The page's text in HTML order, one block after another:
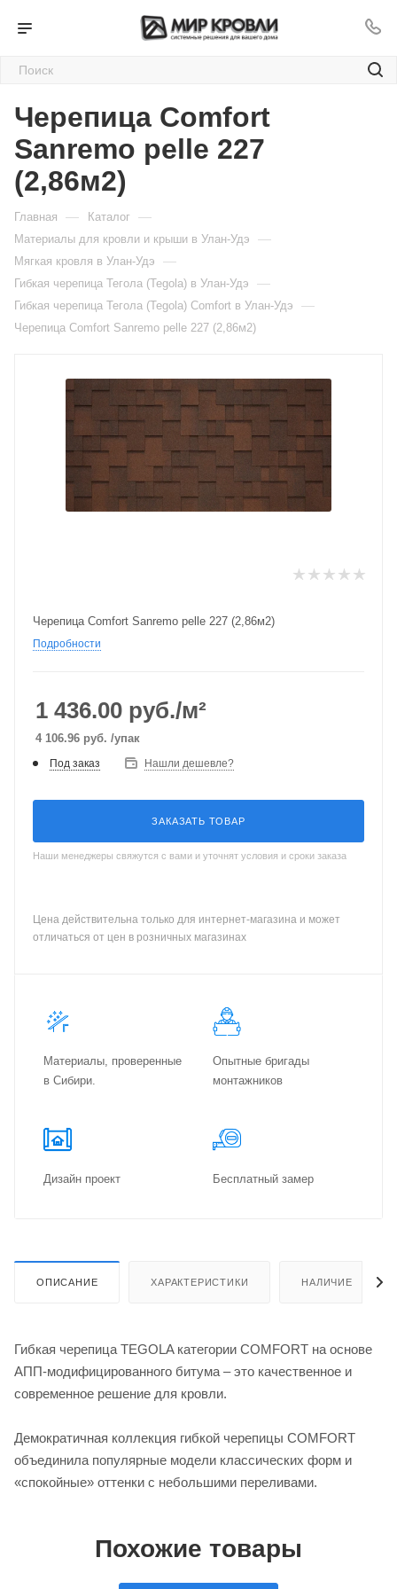
Черепица Comfort
Sanremo pelle 227
(2,86м2)
Главная — Каталог —
Материалы для кровли и крыши в Улан-Удэ —
Мягкая кровля в Улан-Удэ —
Гибкая черепица Тегола (Tegola) в Улан-Удэ —
Гибкая черепица Тегола (Tegola) Comfort в Улан-Удэ —
Черепица Comfort Sanremo pelle 227 (2,86м2)
Черепица Comfort Sanremo pelle 227 (2,86м2)
Подробности
1 436.00 руб./м²
4 106.96 руб. /упак
Под заказ Нашли дешевле?
ЗАКАЗАТЬ ТОВАР
Наши менеджеры свяжутся с вами и уточнят условия и сроки заказа
Цена действительна только для интернет-магазина и может
отличаться от цен в розничных магазинах
Материалы, проверенные
в Сибири.
Опытные бригады
монтажников
Дизайн проект Бес­плат­ный замер
ОПИСАНИЕ ХАРАКТЕРИСТИКИ НАЛИЧИЕ
Гибкая черепица TEGOLA категории COMFORT на основе
АПП-модифицированного битума – это качественное и
современное решение для кровли.
Демократичная коллекция гибкой черепицы COMFORT
объединила популярные модели классических форм и
«спокойные» оттенки с небольшими переливами.
Похожие товары